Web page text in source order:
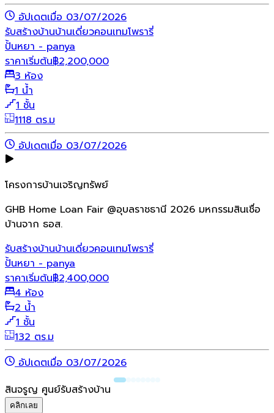
อัปเดตเมื่อ 03/07/2026
รับสร้างบ้านบ้านเดี่ยวคอนเทมโพรารี่
ปั้นหยา - panya
ราคาเริ่มต้น฿2,200,000
3 ห้อง
1 น้ำ
1 ชั้น
1118 ตร.ม
อัปเดตเมื่อ 03/07/2026
โครงการบ้านเจริญทรัพย์
GHB Home Loan Fair @อุบลราชธานี 2026 มหกรรมสินเชื่อ
บ้านจาก ธอส.
รับสร้างบ้านบ้านเดี่ยวคอนเทมโพรารี่
ปั้นหยา - panya
ราคาเริ่มต้น฿2,400,000
4 ห้อง
2 น้ำ
1 ชั้น
132 ตร.ม
อัปเดตเมื่อ 03/07/2026
สินจรูญ ศูนย์รับสร้างบ้าน
คลิกเลย